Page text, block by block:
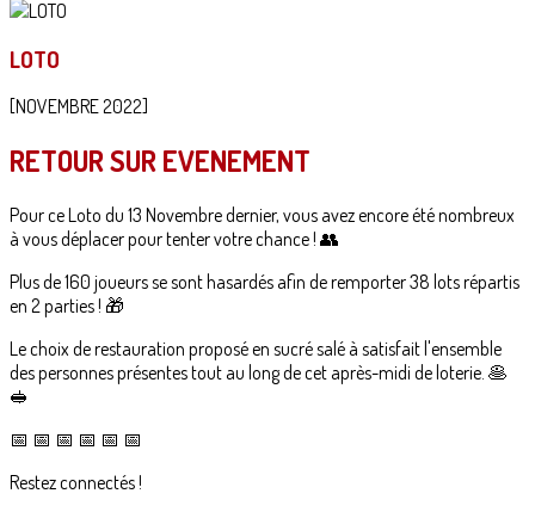
LOTO
[NOVEMBRE 2022]
RETOUR SUR EVENEMENT
Pour ce Loto du 13 Novembre dernier, vous avez encore été nombreux
à vous déplacer pour tenter votre chance ! ️👥
Plus de 160 joueurs se sont hasardés afin de remporter 38 lots répartis
en 2 parties ! 🎁
Le choix de restauration proposé en sucré salé à satisfait l'ensemble
des personnes présentes tout au long de cet après-midi de loterie. 🥞
🥪
📅 📅 📅 📅 📅 📅
Restez connectés !